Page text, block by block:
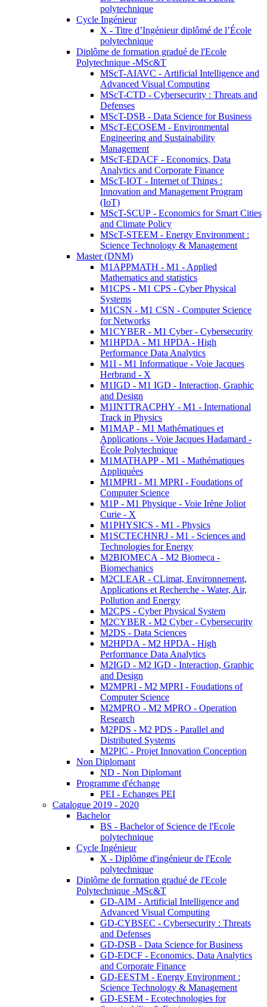
polytechnique
Cycle Ingénieur
X - Titre d’Ingénieur diplômé de l’École
polytechnique
Diplôme de formation gradué de l'Ecole
Polytechnique -MSc&T
MScT-AIAVC - Artificial Intelligence and
Advanced Visual Computing
MScT-CTD - Cybersecurity : Threats and
Defenses
MScT-DSB - Data Science for Business
MScT-ECOSEM - Environmental
Engineering and Sustainability
Management
MScT-EDACF - Economics, Data
Analytics and Corporate Finance
MScT-IOT - Internet of Things :
Innovation and Management Program
(IoT)
MScT-SCUP - Economics for Smart Cities
and Climate Policy
MScT-STEEM - Energy Environment :
Science Technology & Management
Master (DNM)
M1APPMATH - M1 - Applied
Mathematics and statistics
M1CPS - M1 CPS - Cyber Physical
Systems
M1CSN - M1 CSN - Computer Science
for Networks
M1CYBER - M1 Cyber - Cybersecurity
M1HPDA - M1 HPDA - High
Performance Data Analytics
M1I - M1 Informatique - Voie Jacques
Herbrand - X
M1IGD - M1 IGD - Interaction, Graphic
and Design
M1INTTRACPHY - M1 - International
Track in Physics
M1MAP - M1 Mathématiques et
Applications - Voie Jacques Hadamard -
École Polytechnique
M1MATHAPP - M1 - Mathématiques
Appliquées
M1MPRI - M1 MPRI - Foudations of
Computer Science
M1P - M1 Physique - Voie Irène Joliot
Curie - X
M1PHYSICS - M1 - Physics
M1SCTECHNRJ - M1 - Sciences and
Technologies for Energy
M2BIOMECA - M2 Biomeca -
Biomechanics
M2CLEAR - CLimat, Environnement,
Applications et Recherche - Water, Air,
Pollution and Energy
M2CPS - Cyber Physical System
M2CYBER - M2 Cyber - Cybersecurity
M2DS - Data Sciences
M2HPDA - M2 HPDA - High
Performance Data Analytics
M2IGD - M2 IGD - Interaction, Graphic
and Design
M2MPRI - M2 MPRI - Foudations of
Computer Science
M2MPRO - M2 MPRO - Operation
Research
M2PDS - M2 PDS - Parallel and
Distributed Systems
M2PIC - Projet Innovation Conception
Non Diplomant
ND - Non Diplomant
Programme d'échange
PEI - Echanges PEI
Catalogue 2019 - 2020
Bachelor
BS - Bachelor of Science de l'Ecole
polytechnique
Cycle Ingénieur
X - Diplôme d'ingénieur de l'Ecole
polytechnique
Diplôme de formation gradué de l'Ecole
Polytechnique -MSc&T
GD-AIM - Artificial Intelligence and
Advanced Visual Computing
GD-CYBSEC - Cybersecurity : Threats
and Defenses
GD-DSB - Data Science for Business
GD-EDCF - Economics, Data Analytics
and Corporate Finance
GD-EESTM - Energy Environment :
Science Technology & Management
GD-ESEM - Ecotechnologies for